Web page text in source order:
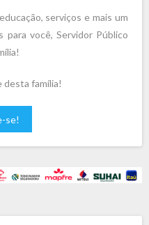
serviços e mais um
para você, Servidor Público
desta família!
se!